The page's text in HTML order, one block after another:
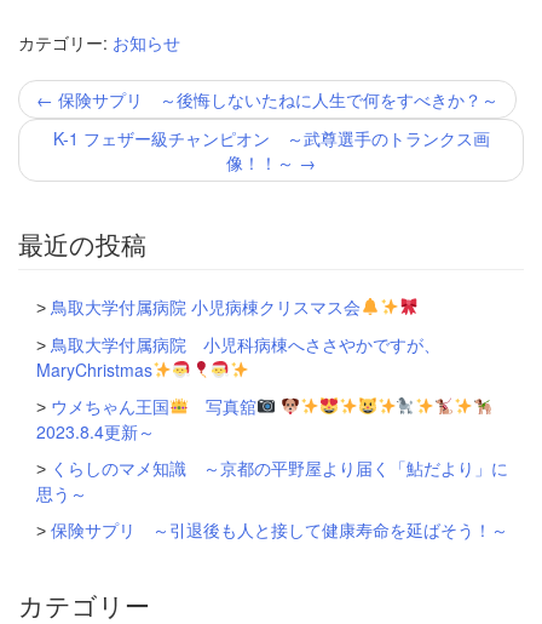
ウ
で
き
ま
す)
カテゴリー: お知らせ
投
稿
ナ
ゲ
シ
ョ
← 保険サプリ ～後悔しないたねに人生で何をすべきか？～
K-1 フェザー級チャンピオン ～武尊選手のトランクス画
像！！～ →
最近の投稿
鳥取大学付属病院 小児病棟クリスマス会
鳥取大学付属病院 小児科病棟へささやかですが、
MaryChristmas
ウメちゃん王国
写真舘
2023.8.4更新～
くらしのマメ知識 ～京都の平野屋より届く「鮎だより」に
思う～
保険サプリ ～引退後も人と接して健康寿命を延ばそう！～
カテゴリー